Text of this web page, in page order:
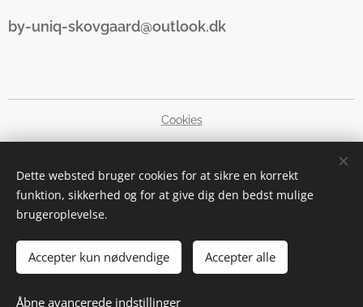
Tilføj til kurven
by-uniq-skovgaard@outlook.dk
Cookies
Dansk
English
Dette websted bruger cookies for at sikre en korrekt
funktion, sikkerhed og for at give dig den bedst mulige
brugeroplevelse.
Accepter kun nødvendige Accepter alle
Åbne avancerede indstillinger